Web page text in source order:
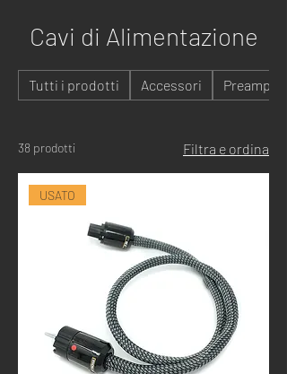
Cavi di Alimentazione
Tutti i prodotti Accessori
38 prodotti Filtra e ordina
USATO